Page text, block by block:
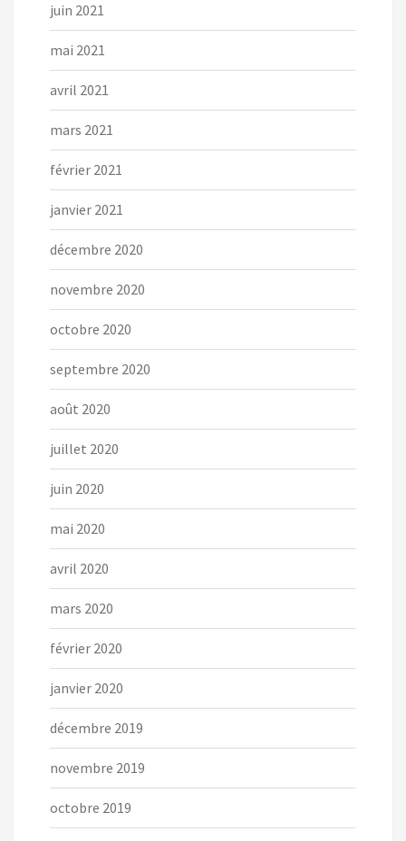
juin 2021
mai 2021
avril 2021
mars 2021
février 2021
janvier 2021
décembre 2020
novembre 2020
octobre 2020
septembre 2020
août 2020
juillet 2020
juin 2020
mai 2020
avril 2020
mars 2020
février 2020
janvier 2020
décembre 2019
novembre 2019
octobre 2019